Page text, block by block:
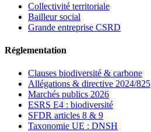
Collectivité territoriale
Bailleur social
Grande entreprise CSRD
Réglementation
Clauses biodiversité & carbone
Allégations & directive 2024/825
Marchés publics 2026
ESRS E4 : biodiversité
SFDR articles 8 & 9
Taxonomie UE : DNSH